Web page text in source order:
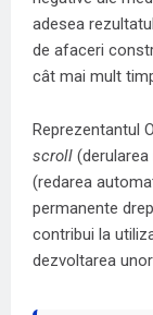
adesea
de afaceri
cât mai mult
Reprezentantul
scroll
(redarea
permanente
contribui la
dezvoltarea